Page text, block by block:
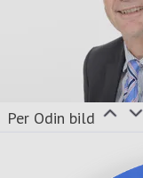
Per Odin bild